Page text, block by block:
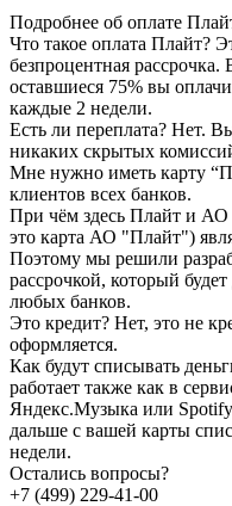
Подробнее об оплате
Что такое оплата Плайт?
безпроцентная рассрочка.
оставшиеся 75% вы
каждые 2 недели.
Есть ли переплата? Нет.
никаких скрытых
Мне нужно иметь карту
клиентов всех банков.
При чём здесь Плайт и
это карта АО "Плайт")
Поэтому мы решили
рассрочкой, который
любых банков.
Это кредит? Нет, это не
оформляется.
Как будут списывать
работает также как в
Яндекс.Музыка или
дальше с вашей карты
недели.
Остались вопросы?
+7 (499) 229-41-00